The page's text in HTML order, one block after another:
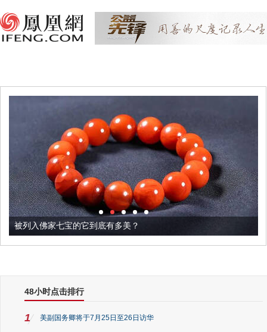
被列入佛家七宝的它到底有多美？
48小时点击排行
1 美副国务卿将于7月25日至26日访华